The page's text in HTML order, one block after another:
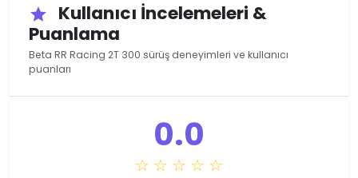
star
Kullanıcı İncelemeleri &
Puanlama
Beta RR Racing 2T 300 sürüş deneyimleri ve kullanıcı
puanları
0.0
☆ ☆ ☆ ☆ ☆